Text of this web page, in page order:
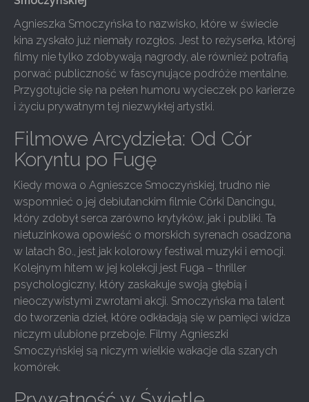
Agnieszka Smoczyńska to nazwisko, które w świecie
kina zyskało już niemały rozgłos. Jest to reżyserka, której
filmy nie tylko zdobywają nagrody, ale również potrafią
porwać publiczność w fascynujące podróże mentalne.
Przygotujcie się na pełen humoru wycieczek po karierze
i życiu prywatnym tej niezwykłej artystki.
Filmowe Arcydzieła: Od Cór
Koryntu po Fugę
Kiedy mowa o Agnieszce Smoczyńskiej, trudno nie
wspomnieć o jej debiutanckim filmie Córki Dancingu,
który zdobył serca zarówno krytyków, jak i publiki. Ta
nietuzinkowa opowieść o morskich syrenach osadzona
w latach 80., jest jak kolorowy festiwal muzyki i emocji.
Kolejnym hitem w jej kolekcji jest Fuga – thriller
psychologiczny, który zaskakuje swoją głębią i
nieoczywistymi zwrotami akcji. Smoczyńska ma talent
do tworzenia dzieł, które odkładają się w pamięci widza
niczym ulubione przeboje. Filmy Agnieszki
Smoczyńskiej są niczym wielkie wakacje dla szarych
komórek.